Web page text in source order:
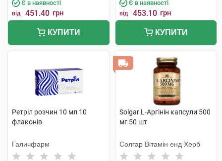
Є в наявності
від 451.40 грн
КУПИТИ
Є в наявності
від 453.10 грн
КУПИТИ
Ретріл розчин 10 мл 10
флаконів
Галичфарм
Solgar L-Аргінін капсули 500
мг 50 шт
Солгар Вітамін енд Херб